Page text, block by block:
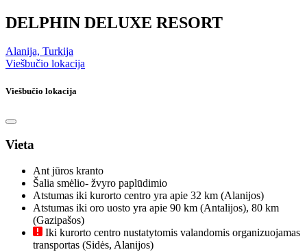
DELPHIN DELUXE RESORT
Alanija, Turkija
Viešbučio lokacija
Viešbučio lokacija
Vieta
Ant jūros kranto
Šalia smėlio- žvyro paplūdimio
Atstumas iki kurorto centro yra apie 32 km (Alanijos)
Atstumas iki oro uosto yra apie 90 km (Antalijos), 80 km
(Gazipašos)
Iki kurorto centro nustatytomis valandomis organizuojamas
transportas (Sidės, Alanijos)